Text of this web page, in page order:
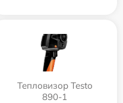
Тепловизор Testo
890-1